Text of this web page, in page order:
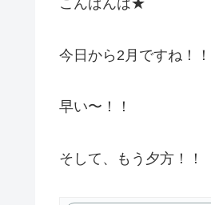
こんばんは★
今日から2月ですね！！
早い〜！！
そして、もう夕方！！